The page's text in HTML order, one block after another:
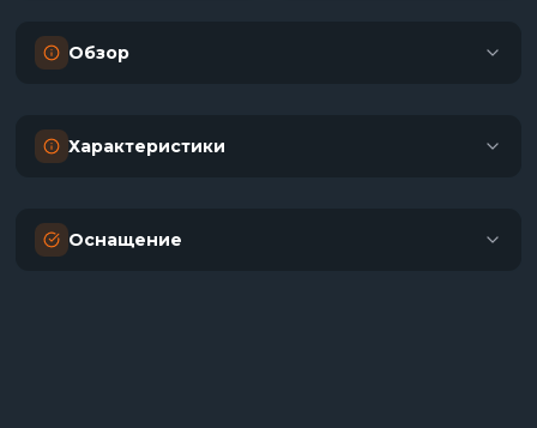
Обзор
Характеристики
Оснащение